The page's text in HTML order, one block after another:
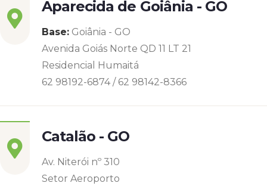
Aparecida de Goiânia - GO
Base: Goiânia - GO
Avenida Goiás Norte QD 11 LT 21
Residencial Humaitá
62 98192-6874 / 62 98142-8366
Catalão - GO
Av. Niterói nº 310
Setor Aeroporto